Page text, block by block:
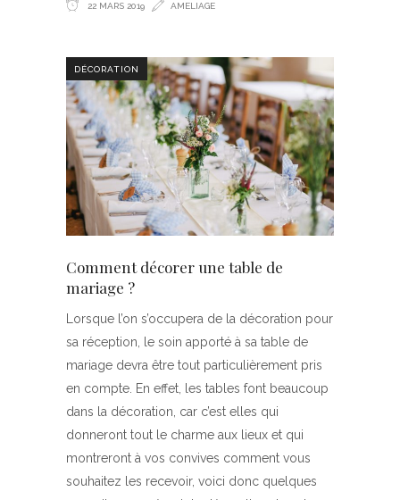
22 MARS 2019 AMELIAGE
DÉCORATION
Comment décorer une table de
mariage ?
Lorsque l’on s’occupera de la décoration pour
sa réception, le soin apporté à sa table de
mariage devra être tout particulièrement pris
en compte. En effet, les tables font beaucoup
dans la décoration, car c’est elles qui
donneront tout le charme aux lieux et qui
montreront à vos convives comment vous
souhaitez les recevoir, voici donc quelques